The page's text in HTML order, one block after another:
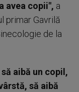
avea copii", a
primar Gavrilă
de la
aibă un copil,
să aibă